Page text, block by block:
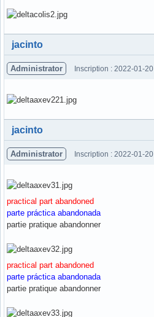
Hors ligne
jacinto
Administrator Inscription : 2022-01-20
Hors ligne
jacinto
Administrator Inscription : 2022-01-20
practical part abandoned
parte práctica abandonada
partie pratique abandonner
practical part abandoned
parte práctica abandonada
partie pratique abandonner